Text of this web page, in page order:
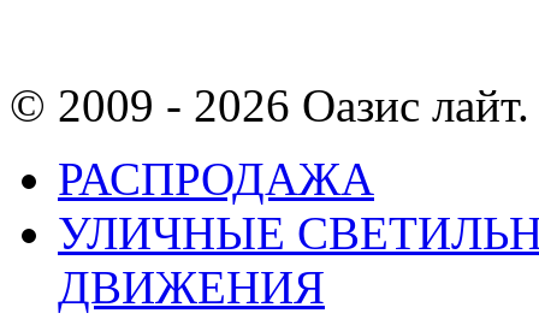
© 2009 - 2026 Оазис
РАСПРОДАЖА
УЛИЧНЫЕ
ДВИЖЕНИЯ